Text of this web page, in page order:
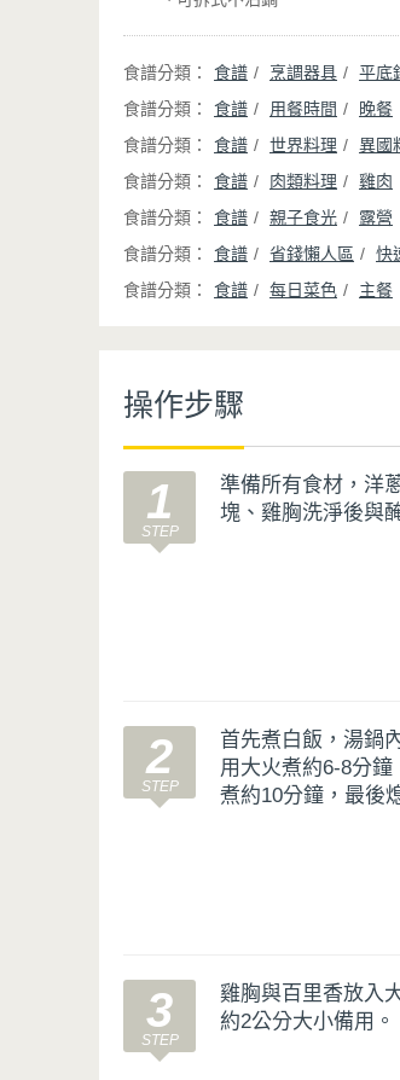
食譜 烹調器具
平底
食譜
用餐時間
晚餐
食譜
世界料理
異國
食譜
肉類料理
雞肉
食譜
親子食光
露營
食譜
省錢懶人區
快
食譜
每日菜色 主餐
操作步驟
1
準備所有食材，洋
塊、雞胸洗淨後與
2
首先煮白飯，湯鍋
用大火煮約6-8分
煮約10分鐘，最後
3
雞胸與百里香放入
約2公分大小備用。